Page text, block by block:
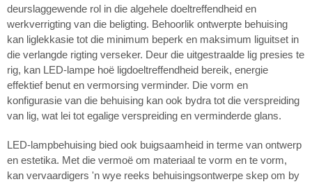
deurslaggewende rol in die algehele doeltreffendheid en
werkverrigting van die beligting. Behoorlik ontwerpte behuising
kan liglekkasie tot die minimum beperk en maksimum liguitset in
die verlangde rigting verseker. Deur die uitgestraalde lig presies te
rig, kan LED-lampe hoë ligdoeltreffendheid bereik, energie
effektief benut en vermorsing verminder. Die vorm en
konfigurasie van die behuising kan ook bydra tot die verspreiding
van lig, wat lei tot egalige verspreiding en verminderde glans.
LED-lampbehuising bied ook buigsaamheid in terme van ontwerp
en estetika. Met die vermoë om materiaal te vorm en te vorm,
kan vervaardigers 'n wye reeks behuisingsontwerpe skep om by